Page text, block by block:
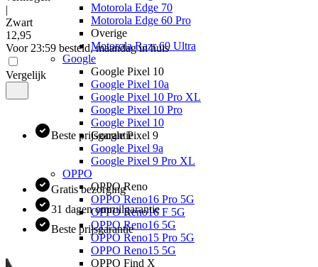
Motorola Edge 70
Motorola Edge 60 Pro
Overige
Motorola Razr 60 Ultra
Google
Google Pixel 10
Google Pixel 10a
Google Pixel 10 Pro XL
Google Pixel 10 Pro
Google Pixel 10
Google Pixel 9
Google Pixel 9a
Google Pixel 9 Pro XL
OPPO
OPPO Reno
OPPO Reno16 Pro 5G
OPPO Reno16 F 5G
OPPO Reno16 5G
OPPO Reno15 Pro 5G
OPPO Reno15 5G
OPPO Find X
|
Zwart
12,95
Voor 23:59 besteld, maandag in huis
Vergelijk
Beste prijsgarantie
Gratis bezorging
31 dagen omruilgarantie
Beste prijsgarantie